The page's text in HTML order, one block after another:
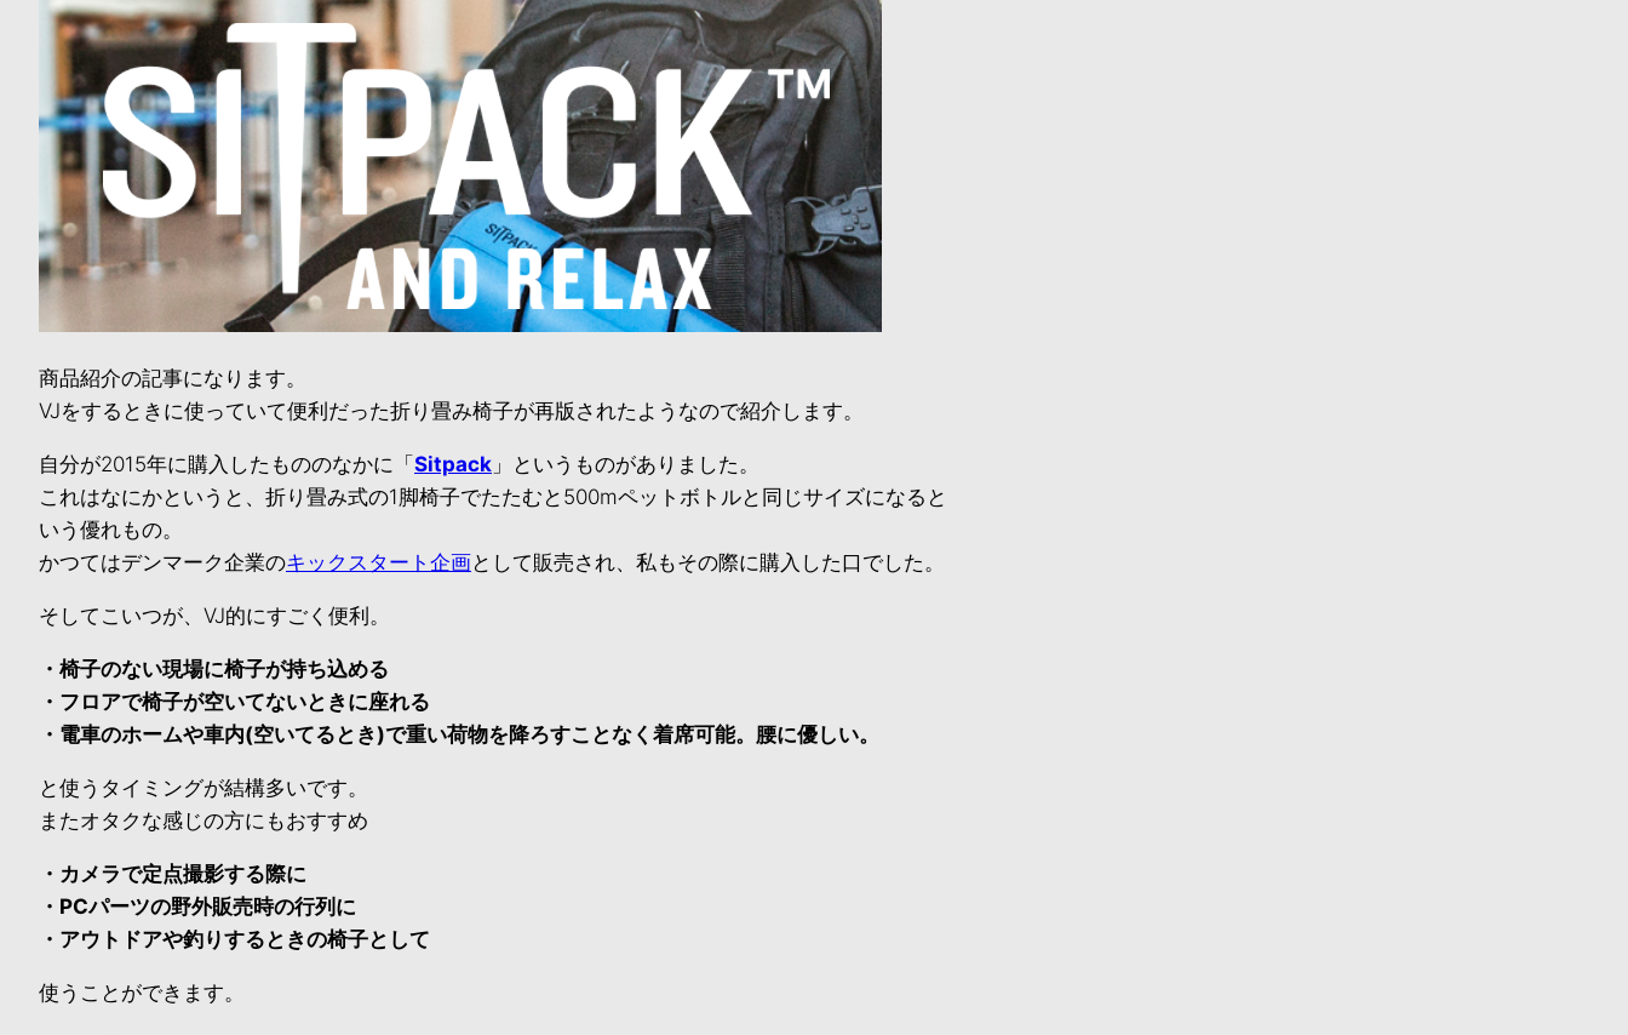
商品紹介の記事になります。
VJをするときに使っていて便利だった折り畳み椅子が再版されたようなので紹介します。
自分が2015年に購入したもののなかに「 Sitpack 」というものがありました。
これはなにかというと、折り畳み式の1脚椅子でたたむと500mペットボトルと同じサイズになると
いう優れもの。
かつてはデンマーク企業のキックスタート企画として販売され、私もその際に購入した口でした。
そしてこいつが、VJ的にすごく便利。
・椅子のない現場に椅子が持ち込める
・フロアで椅子が空いてないときに座れる
・電車のホームや車内(空いてるとき)で重い荷物を降ろすことなく着席可能。腰に優しい。
と使うタイミングが結構多いです。
またオタクな感じの方にもおすすめ
・カメラで定点撮影する際に
・PCパーツの野外販売時の行列に
・アウトドアや釣りするときの椅子として
使うことができます。